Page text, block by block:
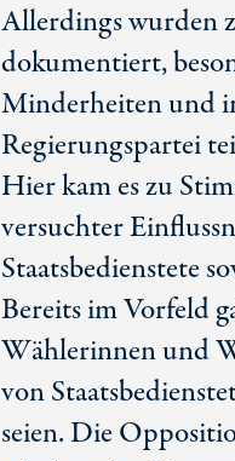
Allerdings wurden
dokumentiert,
Minderheiten und
Regierungspartei
Hier kam es zu
versuchter
Staatsbedienstete
Bereits im Vorfeld
Wählerinnen und
von
seien. Die